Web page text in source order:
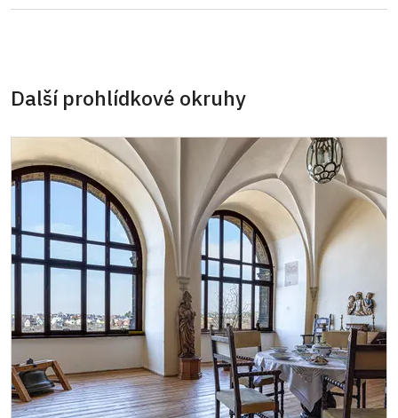
Další prohlídkové okruhy